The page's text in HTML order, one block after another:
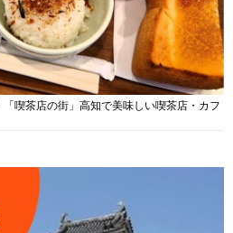
喫茶店の街」高知で美味しい喫茶店・カフ